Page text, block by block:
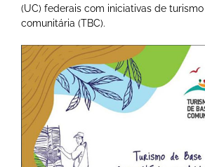
(UC) federais com iniciativas de
comunitária (TBC).